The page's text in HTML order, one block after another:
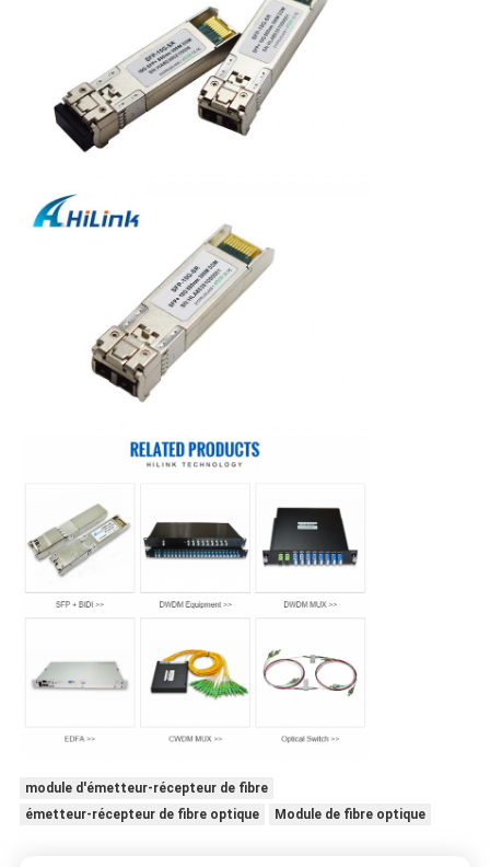
module d'émetteur-récepteur de fibre
émetteur-récepteur de fibre optique
Module de fibre optique